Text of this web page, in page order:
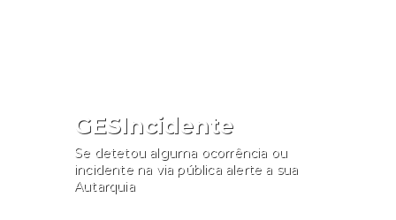
GESIncidente
Se detetou alguma ocorrência ou
incidente na via pública alerte a sua
Autarquia